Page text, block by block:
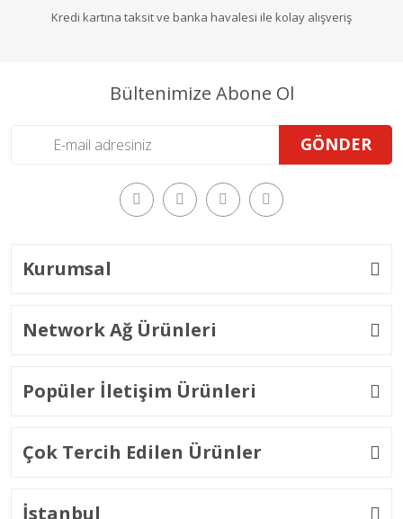
Kredi kartına taksit ve banka havalesi ile kolay alışveriş
Bültenimize Abone Ol
GÖNDER
Kurumsal
Network Ağ Ürünleri
Popüler İletişim Ürünleri
Çok Tercih Edilen Ürünler
İstanbul